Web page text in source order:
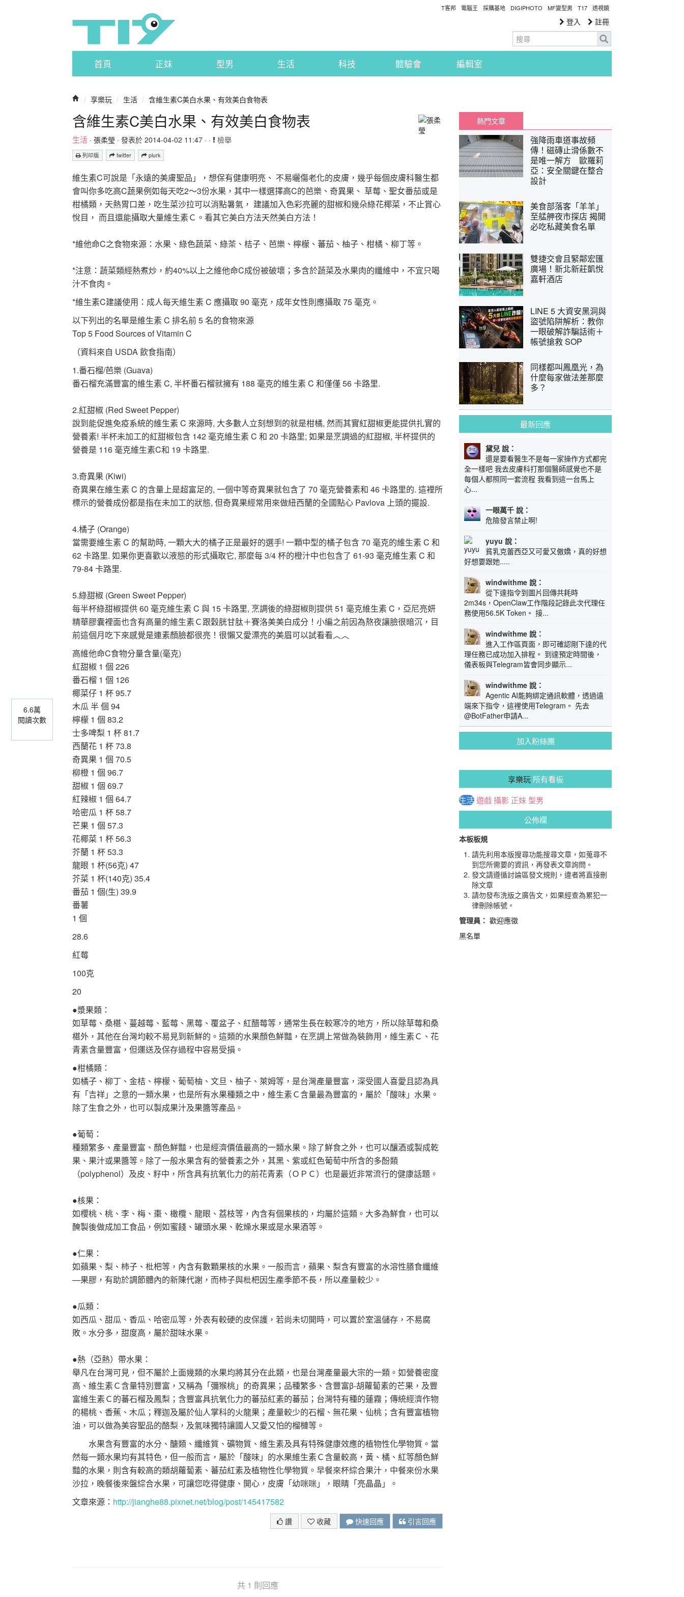
T客邦 電腦王 採購基地 DIGIPHOTO MF變型男 T17 透視鏡
登入 註冊
首頁 正妹 型男 生活 科技 體驗會 編輯室
/ 享樂玩 / 生活 / 含維生素C美白水果、有效美白食物表
含維生素C美白水果、有效美白食物表
生活 · 張柔瑩 · 發表於 2014-04-02 11:47 · · 檢舉
列印版 twitter plurk
6.6萬
閱讀次數
維生素C可說是「永遠的美膚聖品」，想保有健康明亮、 不易曬傷老化的皮膚，幾乎每個皮膚科醫生都
會叫你多吃高C蔬果例如每天吃2～3份水果，其中一樣選擇高C的芭樂、奇異果、 草莓、聖女番茄或是
柑橘類，天熱胃口差，吃生菜沙拉可以消點暑氣， 建議加入色彩亮麗的甜椒和幾朵綠花椰菜，不止賞心
悅目， 而且還能攝取大量維生素Ｃ。看其它美白方法天然美白方法！
*維他命C之食物來源：水果、綠色蔬菜、綠茶、桔子、芭樂、檸檬、蕃茄、柚子、柑橘、柳丁等。
*注意：蔬菜類經熱煮炒，約40%以上之維他命C成份被破壞；多含於蔬菜及水果肉的纖維中，不宜只喝
汁不食肉。
*維生素C建議使用：成人每天維生素 C 應攝取 90 毫克，成年女性則應攝取 75 毫克。
以下列出的名單是維生素 C 排名前 5 名的食物來源
Top 5 Food Sources of Vitamin C
（資料來自 USDA 飲食指南）
1.番石榴/芭樂 (Guava)
番石榴充滿豐富的維生素 C, 半杯番石榴就擁有 188 毫克的維生素 C 和僅僅 56 卡路里.
2.紅甜椒 (Red Sweet Pepper)
說到能促進免疫系統的維生素 C 來源時, 大多數人立刻想到的就是柑橘, 然而其實紅甜椒更能提供扎實的
營養素! 半杯未加工的紅甜椒包含 142 毫克維生素 C 和 20 卡路里; 如果是烹調過的紅甜椒, 半杯提供的
營養是 116 毫克維生素C和 19 卡路里.
3.奇異果 (Kiwi)
奇異果在維生素 C 的含量上是超富足的, 一個中等奇異果就包含了 70 毫克營養素和 46 卡路里的. 這裡所
標示的營養成份都是指在未加工的狀態, 但奇異果經常用來做紐西蘭的全國點心 Pavlova 上頭的擺設.
4.橘子 (Orange)
當需要維生素 C 的幫助時, 一顆大大的橘子正是最好的選手! 一顆中型的橘子包含 70 毫克的維生素 C 和
62 卡路里. 如果你更喜歡以液態的形式攝取它, 那麼每 3/4 杯的橙汁中也包含了 61-93 毫克維生素 C 和
79-84 卡路里.
5.綠甜椒 (Green Sweet Pepper)
每半杯綠甜椒提供 60 毫克維生素 C 與 15 卡路里, 烹調後的綠甜椒則提供 51 毫克維生素 C，亞尼亮妍
精華膠囊裡面也含有高量的維生素Ｃ跟穀胱甘肽＋賽洛美美白成分！小編之前因為熬夜讓臉很暗沉，目
前這個月吃下來感覺是連素顏臉都很亮！很懶又愛漂亮的美眉可以試看看︿︿
高維他命C食物分量含量(毫克)
紅甜椒 1 個 226
番石榴 1 個 126
椰菜仔 1 杯 95.7
木瓜 半 個 94
檸檬 1 個 83.2
士多啤梨 1 杯 81.7
西蘭花 1 杯 73.8
奇異果 1 個 70.5
柳橙 1 個 96.7
甜椒 1 個 69.7
紅辣椒 1 個 64.7
哈密瓜 1 杯 58.7
芒果 1 個 57.3
花椰菜 1 杯 56.3
芥蘭 1 杯 53.3
龍眼 1 杯(56克) 47
芥菜 1 杯(140克) 35.4
番茄 1 個(生) 39.9
番薯
1 個
28.6
紅莓
100克
20
●漿果類：
如草莓、桑椹、蔓越莓、藍莓、黑莓、覆盆子、紅醋莓等，通常生長在較寒冷的地方，所以除草莓和桑
椹外，其他在台灣均較不易見到新鮮的。這類的水果顏色鮮豔，在烹調上常做為裝飾用，維生素Ｃ、花
青素含量豐富，但運送及保存過程中容易受損。
●柑橘類：
如橘子、柳丁、金桔、檸檬、葡萄柚、文旦、柚子、萊姆等，是台灣產量豐富，深受國人喜愛且認為具
有「吉祥」之意的一類水果，也是所有水果種類之中，維生素Ｃ含量最為豐富的，屬於「酸味」水果。
除了生食之外，也可以製成果汁及果醬等產品。
●葡萄：
種類繁多、產量豐富、顏色鮮豔，也是經濟價值最高的一類水果。除了鮮食之外，也可以釀酒或製成乾
果、果汁或果醬等。除了一般水果含有的營養素之外，其黑、紫或紅色葡萄中所含的多酚類
（polyphenol）及皮、籽中，所含具有抗氧化力的前花青素（ＯＰＣ）也是最近非常流行的健康話題。
●核果：
如櫻桃、桃、李、梅、棗、橄欖、龍眼、荔枝等，內含有個果核的，均屬於這類。大多為鮮食，也可以
醃製後做成加工食品，例如蜜餞、罐頭水果、乾燥水果或是水果酒等。
●仁果：
如蘋果、梨、柿子、枇杷等，內含有數顆果核的水果。一般而言，蘋果、梨含有豐富的水溶性膳食纖維
—果膠，有助於調節體內的新陳代謝，而柿子與枇杷因生產季節不長，所以產量較少。
●瓜類：
如西瓜、甜瓜、香瓜、哈密瓜等，外表有較硬的皮保護，若尚未切開時，可以置於室溫儲存，不易腐
敗。水分多，甜度高，屬於甜味水果。
●熱（亞熱）帶水果：
舉凡在台灣可見，但不屬於上面幾類的水果均將其分在此類，也是台灣產量最大宗的一類。如營養密度
高、維生素Ｃ含量特別豐富，又稱為「彌猴桃」的奇異果；品種繁多、含豐富β-胡蘿蔔素的芒果，及豐
富維生素Ｃ的蕃石榴及鳳梨；含豐富具抗氧化力的蕃茄紅素的蕃茄；台灣特有種的蓮霧；傳統經濟作物
的楊桃、香蕉、木瓜；釋迦及屬於仙人掌科的火龍果；產量較少的石榴、無花果、仙桃；含有豐富植物
油，可以做為美容聖品的酪梨，及氣味獨特讓國人又愛又怕的榴槤等。
水果含有豐富的水分、醣類、纖維質、礦物質、維生素及具有特殊健康效應的植物性化學物質。當
然每一類水果均有其特色，但一般而言，屬於「酸味」的水果維生素Ｃ含量較高，黃、橘、紅等顏色鮮
豔的水果，則含有較高的類胡蘿蔔素、蕃茄紅素及植物性化學物質。早餐來杯綜合果汁，中餐來份水果
沙拉，晚餐後來盤綜合水果，可讓您吃得健康、開心，皮膚「幼咪咪」，眼睛「亮晶晶」。
文章來源： http://jianghe88.pixnet.net/blog/post/145417582
讚 收藏 快速回應 引言回應
共 1 則回應
熱門文章
強降雨車道事故頻
傳！磁磚止滑係數不
是唯一解方 歐羅莉
亞：安全關鍵在整合
設計
美食部落客「羊羊」
至艋舺夜市探店 揭開
必吃私藏美食名單
雙捷交會且緊鄰宏匯
廣場！新北新莊凱悅
嘉軒酒店
LINE 5 大資安黑洞與
盜號陷阱解析：教你
一眼破解詐騙話術＋
帳號搶救 SOP
同樣都叫鳳凰光，為
什麼每家做法差那麼
多？
最新回應
黛兒 說：
還是要看醫生不是每一家操作方式都完
全一樣吧 我去皮膚科打那個醫師感覺也不是
每個人都照同一套流程 我看到這一台馬上
心...
一眼萬千 說：
危險發言禁止啊!
yuyu 說：
貧乳克蕾西亞又可愛又傲嬌，真的好想
好想要跟她.....
windwithme 說：
從下達指令到圖片回傳共耗時
2m34s，OpenClaw工作階段記錄此次代理任
務使用56.5K Token。 接...
windwithme 說：
進入工作區頁面，即可確認剛下達的代
理任務已成功加入排程。 到達預定時間後，
儀表板與Telegram皆會同步顯示...
windwithme 說：
Agentic AI能夠綁定通訊軟體，透過遠
端來下指令，這裡使用Telegram。 先去
@BotFather申請A...
加入粉絲團
享樂玩所有看板
生活遊戲攝影 正妹 型男
公佈欄
本板板規
請先利用本版搜尋功能搜尋文章，如蒐尋不
到您所需要的資訊，再發表文章詢問。
發文請遵循討論區發文規則，違者將直接刪
除文章
請勿發布洗版之廣告文，如果經查為累犯一
律刪除帳號。
管理員： 歡迎應徵
黑名單